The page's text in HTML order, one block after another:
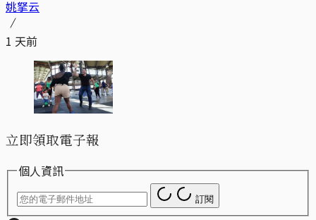
姚拏云
1 天前
立即領取電子報
個人資訊
訂閱